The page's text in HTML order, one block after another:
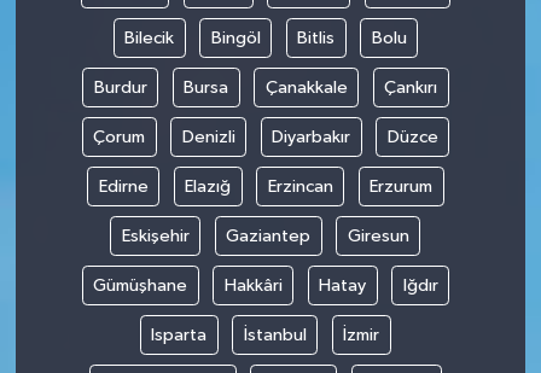
Bilecik Bingöl Bitlis Bolu
Burdur Bursa Çanakkale Çankırı
Çorum Denizli Diyarbakır Düzce
Edirne Elazığ Erzincan Erzurum
Eskişehir Gaziantep Giresun
Gümüşhane Hakkâri Hatay Iğdır
Isparta İstanbul İzmir